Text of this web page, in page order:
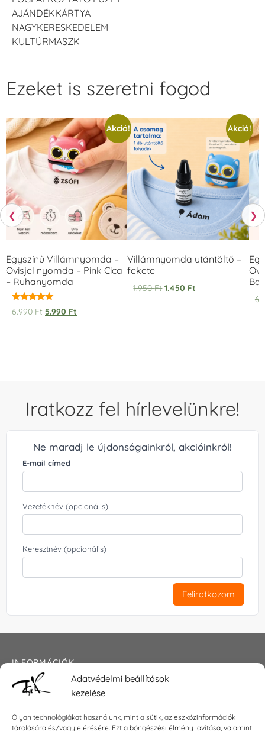
Adatvédelmi beállítások
kezelése
Olyan technológiákat használunk, mint a sütik, az eszközinformációk
tárolására és/vagy elérésére. Ezt a böngészési élmény javítása, valamint
AJÁNDÉKKÁRTYA
NAGYKERESKEDELEM
KULTÚRMASZK
❮
Ezeket is szeretni fogod
Akció!
Egyszínű Villámnyomda –
Ovisjel nyomda – Pink Cica
– Ruhanyomda
Értékelés:
5.00
6.990Ft 5.990 Ft
Akció!
Villámnyomda utántöltő –
fekete
1.950Ft 1.450 Ft
❯
Iratkozz fel hírlevelünkre!
Ne maradj le újdonságainkról, akcióinkról!
E-mail címed
Vezetéknév (opcionális)
Keresztnév (opcionális)
Feliratkozom
INFORMÁCIÓK
Általános szerződési feltételek
Impresszum